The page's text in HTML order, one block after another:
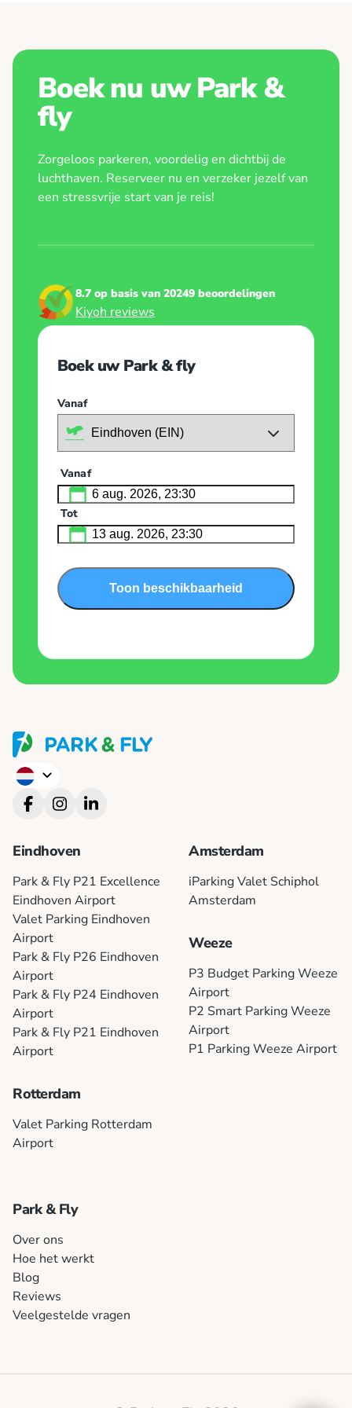
een rol. Weeg daarom eerst de condities af
en vergelijk daarna de beschikbare opties.
Daarnaast adviseren we rekening te houden
je je reservering tot 24 uur van tevoren
kosteloos.Bovendien passen we je uitrijtijd
aan indien je te maken hebt met flinke
Boek nu uw Park &
fly
Zorgeloos parkeren, voordelig en dichtbij de
luchthaven. Reserveer nu en verzeker jezelf van
een stressvrije start van je reis!
8.7 op basis van 20249 beoordelingen
Kiyoh reviews
Boek uw Park & fly
Vanaf
Vanaf
Tot
Toon beschikbaarheid
English
Deutsch
Eindhoven
Park & Fly P21 Excellence
Eindhoven Airport
Valet Parking Eindhoven
Airport
Park & Fly P26 Eindhoven
Airport
Park & Fly P24 Eindhoven
Airport
Park & Fly P21 Eindhoven
Airport
Rotterdam
Valet Parking Rotterdam
Airport
Amsterdam
iParking Valet Schiphol
Amsterdam
Weeze
P3 Budget Parking Weeze
Airport
P2 Smart Parking Weeze
Airport
P1 Parking Weeze Airport
Park & Fly
Over ons
Hoe het werkt
Blog
Reviews
Veelgestelde vragen